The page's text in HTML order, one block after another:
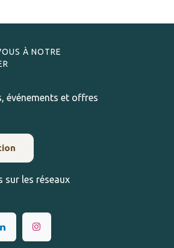
À NOTRE
événements et offres
sur les réseaux